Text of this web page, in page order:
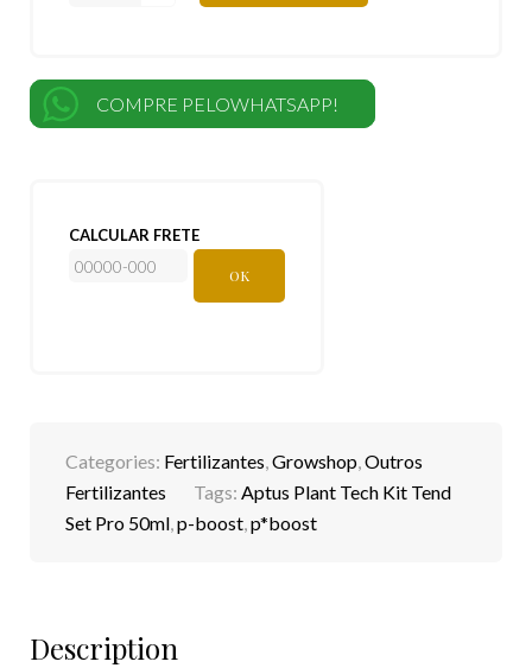
COMPRE PELOWHATSAPP!
CALCULAR FRETE
OK
Categories: Fertilizantes,Growshop,Outros
Fertilizantes
Tags: Aptus Plant Tech Kit Tend
Set Pro 50ml,p-boost,p*boost
Description